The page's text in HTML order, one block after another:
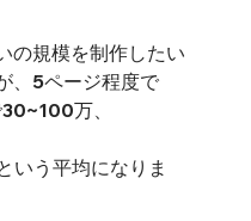
の規模を制作したい
、5ページ程度で
万、
いう平均になりま